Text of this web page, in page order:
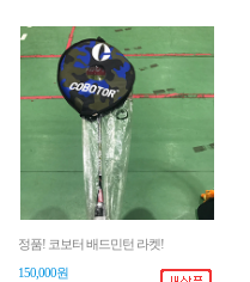
정품! 코보터 배드민턴 라켓!
150,000원